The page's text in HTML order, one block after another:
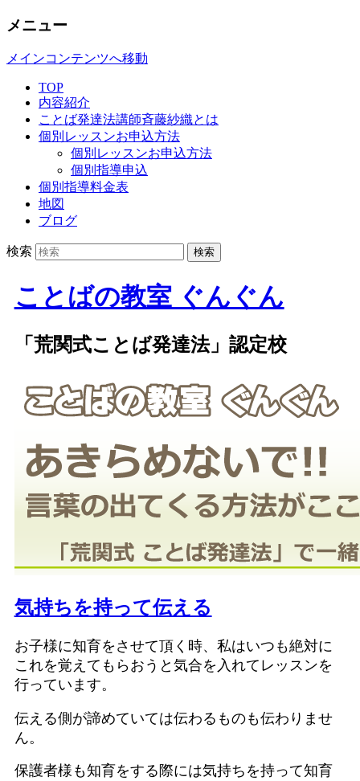
メニュー
メインコンテンツへ移動
TOP
内容紹介
ことば発達法講師斉藤紗織とは
個別レッスンお申込方法
個別レッスンお申込方法
個別指導申込
個別指導料金表
地図
ブログ
検索
ことばの教室 ぐんぐん
「荒関式ことば発達法」認定校
気持ちを持って伝える
お子様に知育をさせて頂く時、私はいつも絶対に
これを覚えてもらおうと気合を入れてレッスンを
行っています。
伝える側が諦めていては伝わるものも伝わりませ
ん。
保護者様も知育をする際には気持ちを持って知育